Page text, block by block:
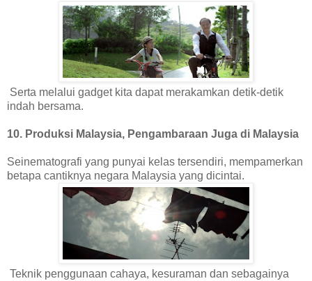
Serta melalui gadget kita dapat merakamkan detik-detik
indah bersama.
10. Produksi Malaysia, Pengambaraan Juga di Malaysia
Seinematografi yang punyai kelas tersendiri, mempamerkan
betapa cantiknya negara Malaysia yang dicintai.
Teknik penggunaan cahaya, kesuraman dan sebagainya